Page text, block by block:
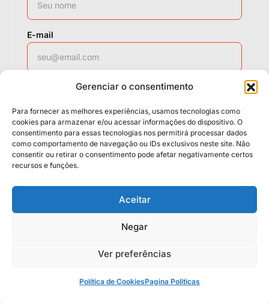
Gerenciar o consentimento
Para fornecer as melhores experiências, usamos tecnologias como
cookies para armazenar e/ou acessar informações do dispositivo. O
consentimento para essas tecnologias nos permitirá processar dados
como comportamento de navegação ou IDs exclusivos neste site. Não
consentir ou retirar o consentimento pode afetar negativamente certos
recursos e funções.
Aceitar
Negar
Ver preferências
Política de CookiesPagina Politicas
E-mail
Solicitar contato
Políticas Cookies Termos
© 2026 Casa da Mídia. Todos os direitos reservados.
Neo Casa 2026.